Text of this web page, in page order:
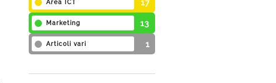
Area ICT 17
Marketing 13
Articoli vari 1